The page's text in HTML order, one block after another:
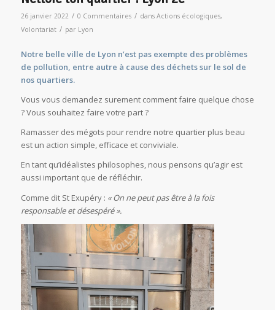
26 janvier 2022 / 0 Commentaires / dans Actions écologiques,
Volontariat / par Lyon
Notre belle ville de Lyon n’est pas exempte des problèmes
de pollution, entre autre à cause des déchets sur le sol de
nos quartiers.
Vous vous demandez surement comment faire quelque chose
? Vous souhaitez faire votre part ?
Ramasser des mégots pour rendre notre quartier plus beau
est un action simple, efficace et conviviale.
En tant qu’idéalistes philosophes, nous pensons qu’agir est
aussi important que de réfléchir.
Comme dit St Exupéry : « On ne peut pas être à la fois
responsable et désespéré ».